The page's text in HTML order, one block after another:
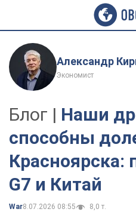
Александр
Экономист
Блог | Наши
способны
Красноярска:
G7 и Китай
War8.07.2026 08:55 8,0 т.